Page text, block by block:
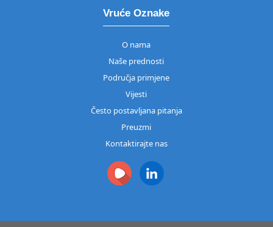
Vruće Oznake
O nama
Naše prednosti
Područja primjene
Vijesti
Često postavljana pitanja
Preuzmi
Kontaktirajte nas